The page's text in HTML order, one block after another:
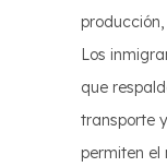
Los
que
transporte
permiten